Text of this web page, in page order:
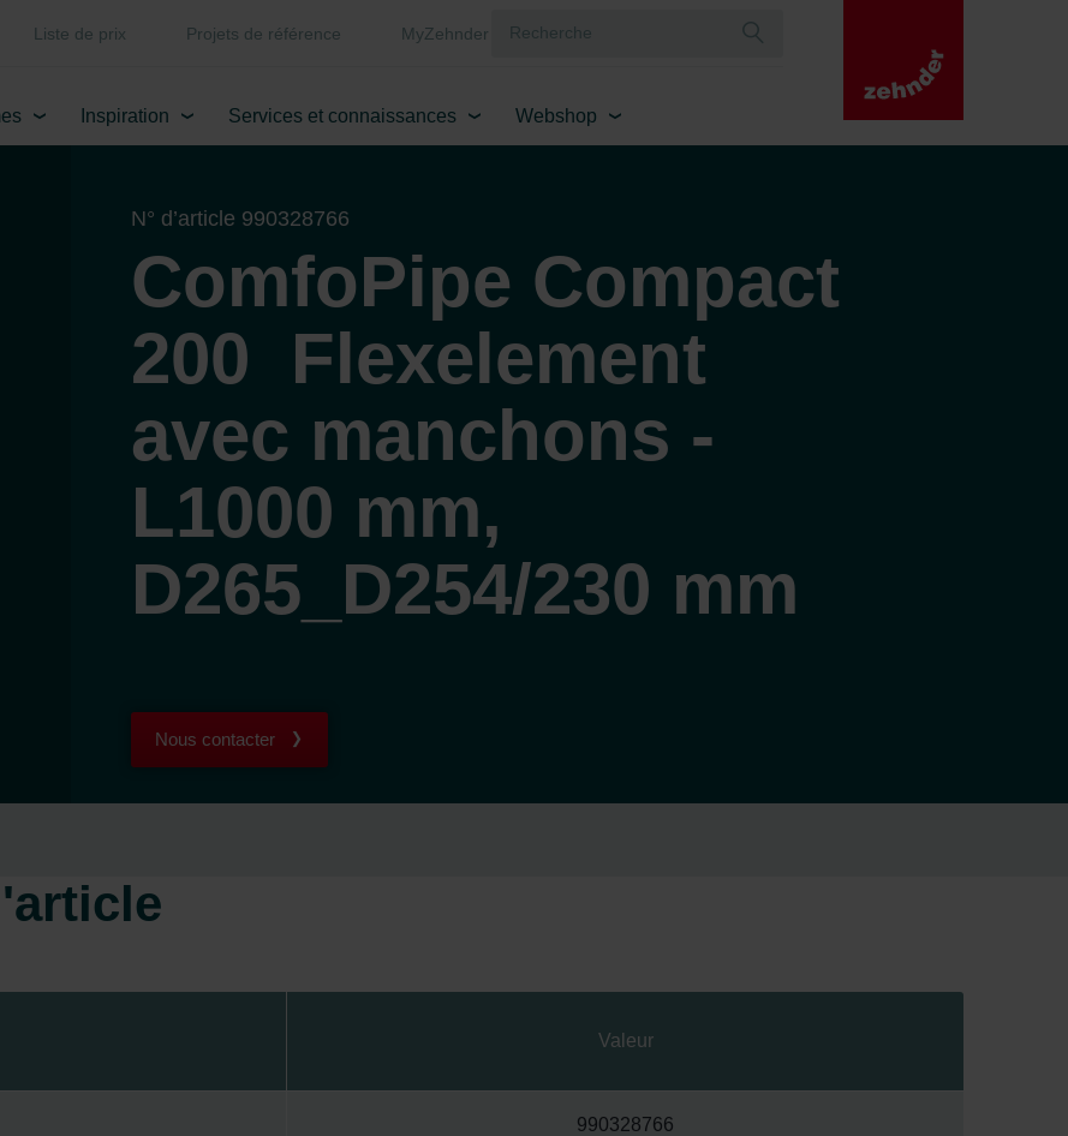
Liste de prix Projets de référence MyZehnder
Inspiration Services et connaissances Webshop
N° d’article 990328766
ComfoPipe Compact
200 Flexelement
avec manchons -
L1000 mm,
D265_D254/230 mm
Nous contacter
Valeur
990328766